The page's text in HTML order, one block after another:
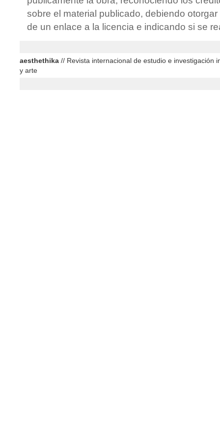
sobre el material publicado, debiendo
de un enlace a la licencia e indicando si se
aesthethika // Revista internacional de estudio e investigación
y arte